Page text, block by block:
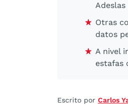
Otras
datos
A nivel
estafas
Escrito por Carlos